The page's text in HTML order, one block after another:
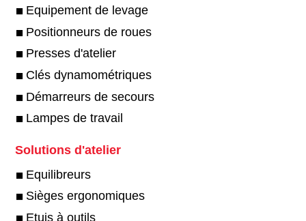
Equipement de levage
Positionneurs de roues
Presses d'atelier
Clés dynamométriques
Démarreurs de secours
Lampes de travail
Solutions d'atelier
Equilibreurs
Sièges ergonomiques
Etuis à outils